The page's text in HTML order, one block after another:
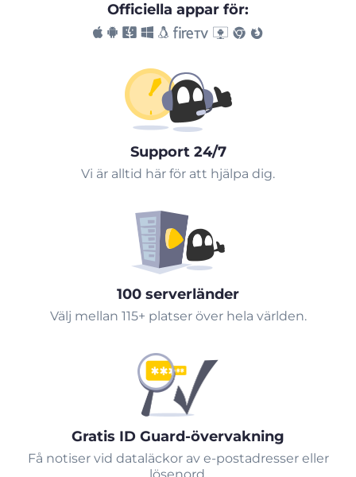
Officiella appar för:
Support 24/7
Vi är alltid här för att hjälpa dig.
100 serverländer
Välj mellan 115+ platser över hela världen.
Gratis ID Guard-övervakning
Få notiser vid dataläckor av e-postadresser eller